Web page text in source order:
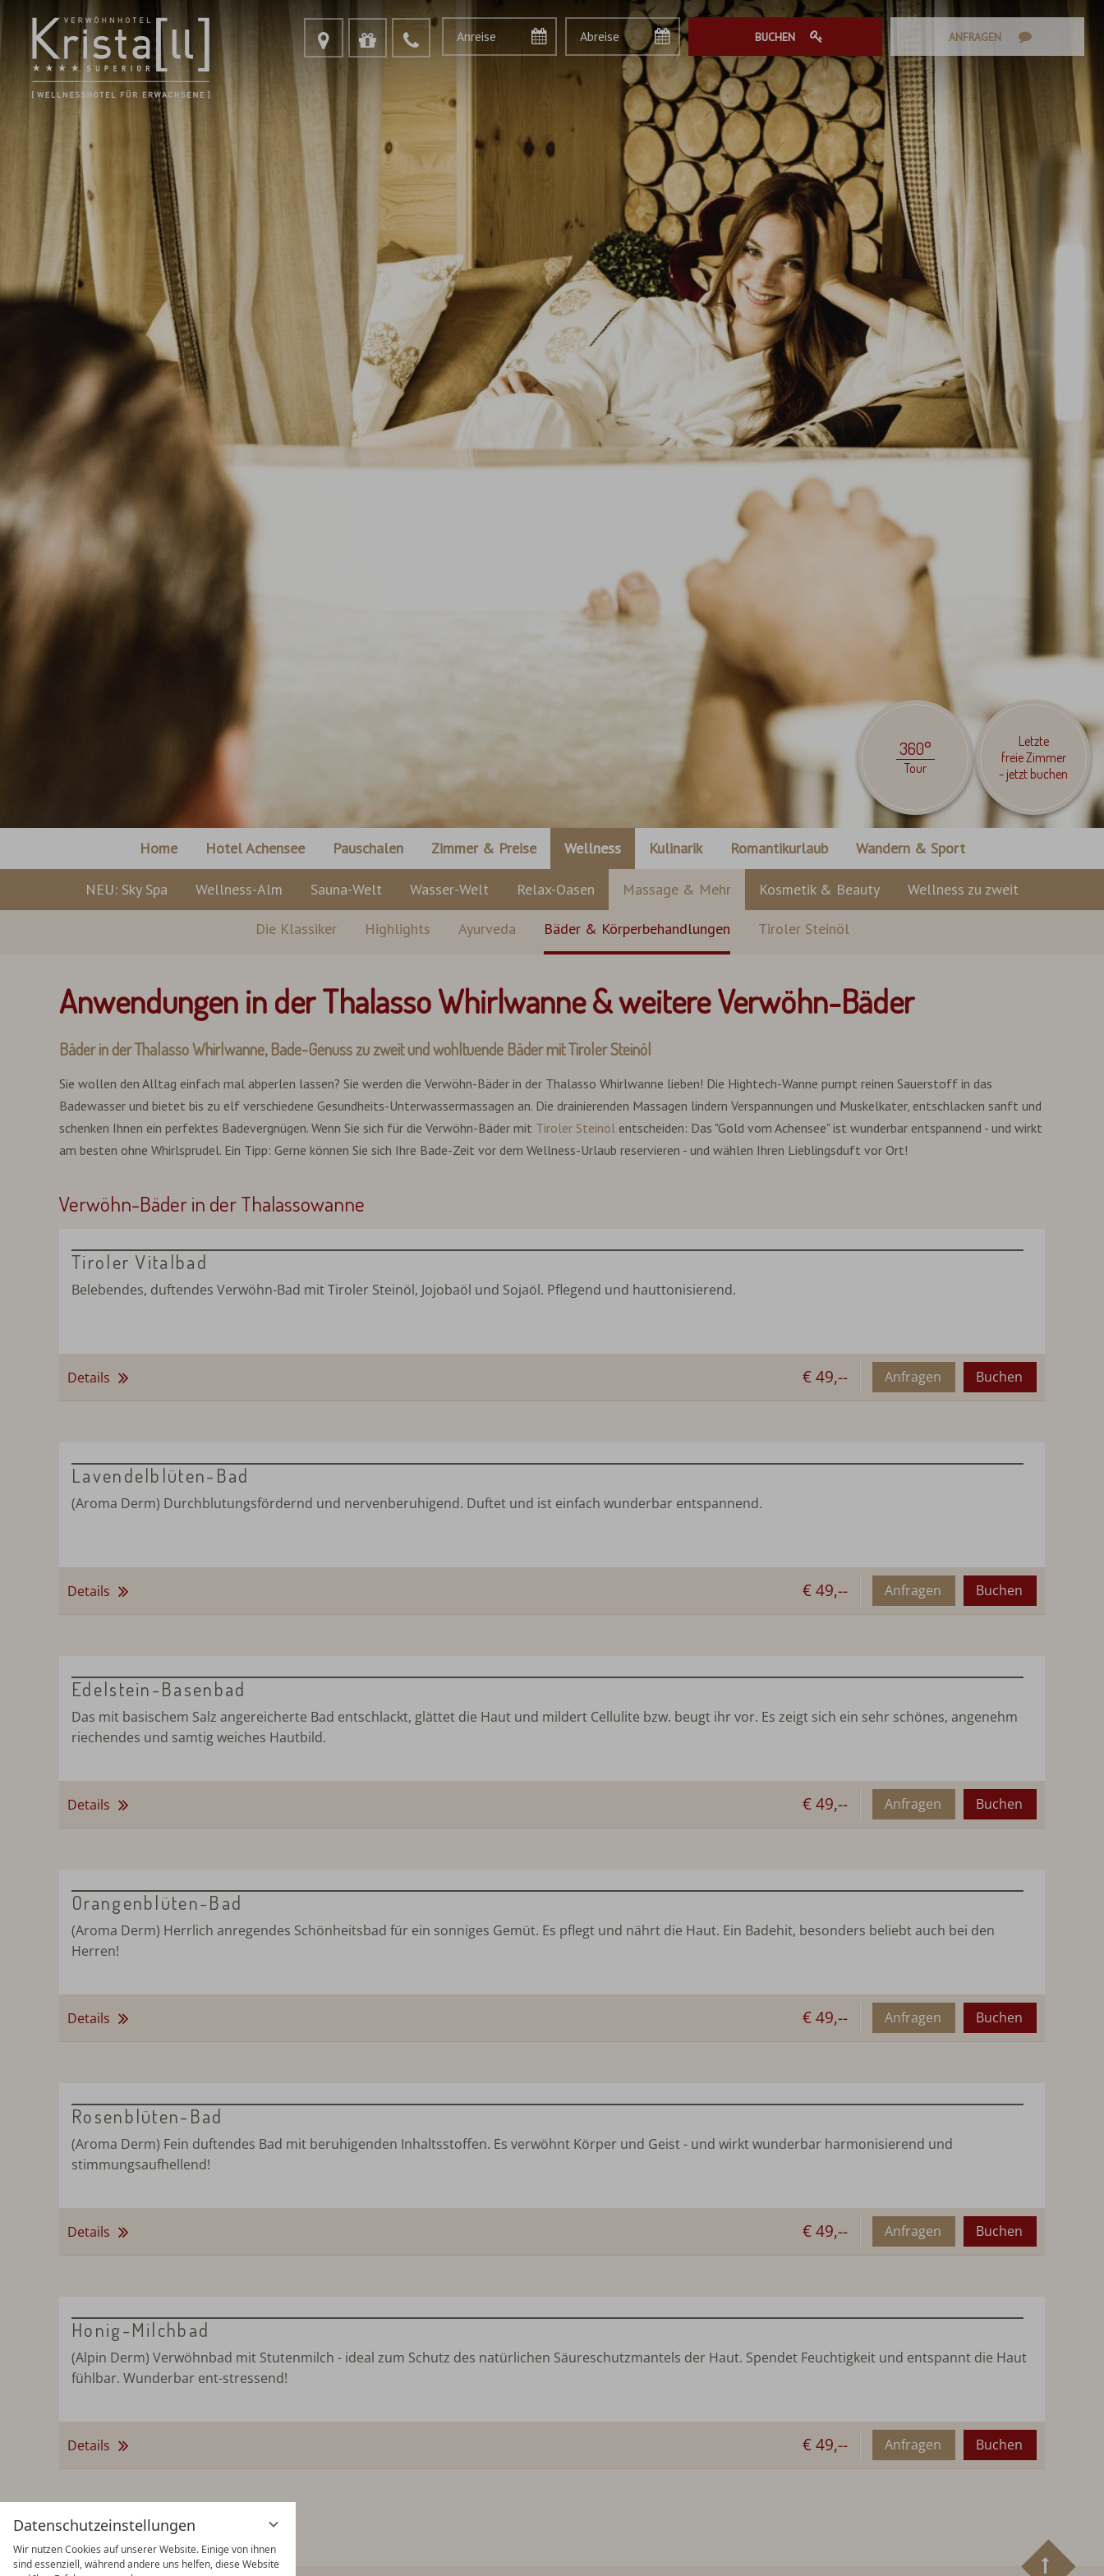
Datenschutzeinstellungen
Wir nutzen Cookies auf unserer Website. Einige von ihnen
sind essenziell, während andere uns helfen, diese Website
360°
Tour
Letzte
freie Zimmer
- jetzt buchen
Home Hotel Achensee Pauschalen Zimmer & Preise Wellness Kulinarik Romantikurlaub Wandern & Sport
NEU: Sky Spa Wellness-Alm Sauna-Welt Wasser-Welt Relax-Oasen Massage & Mehr Kosmetik & Beauty Wellness zu zweit
Die Klassiker Highlights Ayurveda Bäder & Körperbehandlungen Tiroler Steinöl
Anwendungen in der Thalasso Whirlwanne & weitere Verwöhn-Bäder
Bäder in der Thalasso Whirlwanne, Bade-Genuss zu zweit und wohltuende Bäder mit Tiroler Steinöl
Sie wollen den Alltag einfach mal abperlen lassen? Sie werden die Verwöhn-Bäder in der Thalasso Whirlwanne lieben! Die Hightech-Wanne pumpt reinen Sauerstoff in das
Badewasser und bietet bis zu elf verschiedene Gesundheits-Unterwassermassagen an. Die drainierenden Massagen lindern Verspannungen und Muskelkater, entschlacken sanft und
schenken Ihnen ein perfektes Badevergnügen. Wenn Sie sich für die Verwöhn-Bäder mit Tiroler Steinöl entscheiden: Das "Gold vom Achensee" ist wunderbar entspannend - und wirkt
am besten ohne Whirlsprudel. Ein Tipp: Gerne können Sie sich Ihre Bade-Zeit vor dem Wellness-Urlaub reservieren - und wählen Ihren Lieblingsduft vor Ort!
Verwöhn-Bäder in der Thalassowanne
Tiroler Vitalbad
Belebendes, duftendes Verwöhn-Bad mit Tiroler Steinöl, Jojobaöl und Sojaöl. Pflegend und hauttonisierend.
€ 49,-- Buchen
Anfragen
Details
Lavendelblüten-Bad
(Aroma Derm) Durchblutungsfördernd und nervenberuhigend. Duftet und ist einfach wunderbar entspannend.
€ 49,-- Buchen
Anfragen
Details
Edelstein-Basenbad
Das mit basischem Salz angereicherte Bad entschlackt, glättet die Haut und mildert Cellulite bzw. beugt ihr vor. Es zeigt sich ein sehr schönes, angenehm
riechendes und samtig weiches Hautbild.
€ 49,-- Buchen
Anfragen
Details
Orangenblüten-Bad
(Aroma Derm) Herrlich anregendes Schönheitsbad für ein sonniges Gemüt. Es pflegt und nährt die Haut. Ein Badehit, besonders beliebt auch bei den
Herren!
€ 49,-- Buchen
Anfragen
Details
Rosenblüten-Bad
(Aroma Derm) Fein duftendes Bad mit beruhigenden Inhaltsstoffen. Es verwöhnt Körper und Geist - und wirkt wunderbar harmonisierend und
stimmungsaufhellend!
€ 49,-- Buchen
Anfragen
Details
Honig-Milchbad
(Alpin Derm) Verwöhnbad mit Stutenmilch - ideal zum Schutz des natürlichen Säureschutzmantels der Haut. Spendet Feuchtigkeit und entspannt die Haut
fühlbar. Wunderbar ent-stressend!
€ 49,-- Buchen
Anfragen
Details